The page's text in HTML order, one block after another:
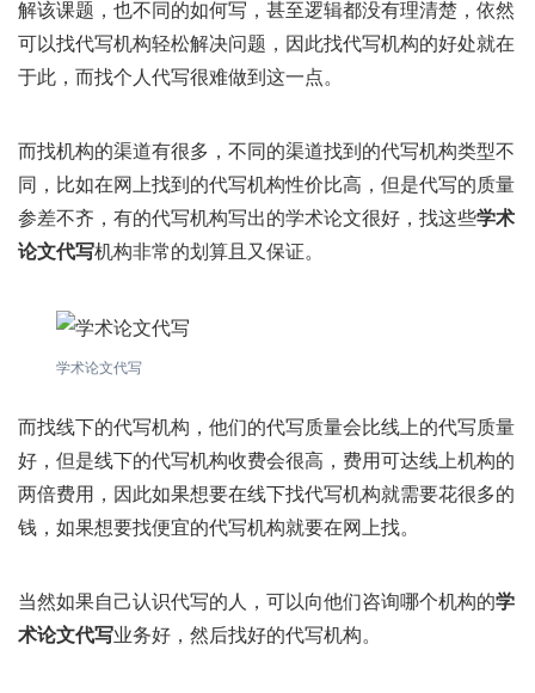
解该课题，也不同的如何写，甚至逻辑都没有理清楚，依然
可以找代写机构轻松解决问题，因此找代写机构的好处就在
于此，而找个人代写很难做到这一点。
而找机构的渠道有很多，不同的渠道找到的代写机构类型不
同，比如在网上找到的代写机构性价比高，但是代写的质量
参差不齐，有的代写机构写出的学术论文很好，找这些学术
论文代写机构非常的划算且又保证。
学术论文代写
而找线下的代写机构，他们的代写质量会比线上的代写质量
好，但是线下的代写机构收费会很高，费用可达线上机构的
两倍费用，因此如果想要在线下找代写机构就需要花很多的
钱，如果想要找便宜的代写机构就要在网上找。
当然如果自己认识代写的人，可以向他们咨询哪个机构的学
术论文代写业务好，然后找好的代写机构。